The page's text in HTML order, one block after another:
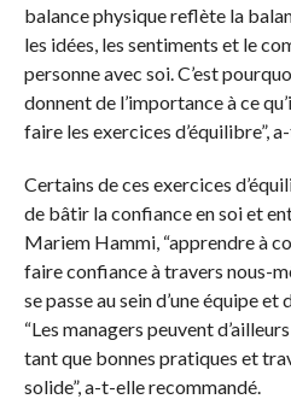
balance physique reflète la
les idées, les sentiments et le
personne avec soi. C’est
donnent de l’importance à ce
faire les exercices d’équilibre”,
Certains de ces exercices
de bâtir la confiance en soi et
Mariem Hammi, “apprendre à
faire confiance à travers nous-
se passe au sein d’une équipe
“Les managers peuvent
tant que bonnes pratiques et
solide”, a-t-elle recommandé.